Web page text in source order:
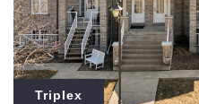
Triplex